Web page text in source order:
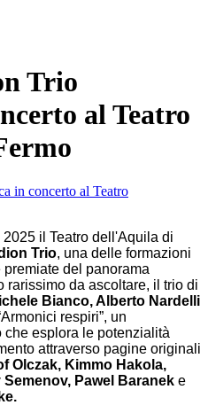
Trio
al Teatro
il Teatro dell'Aquila di
Trio, una delle formazioni
del panorama
rarissimo da ascoltare, il trio di
Bianco, Alberto Nardelli
respiri”, un
che esplora le potenzialità
attraverso pagine originali
Olczak, Kimmo Hakola,
Pawel Baranek e